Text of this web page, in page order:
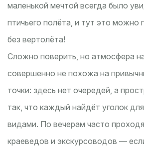
маленькой мечтой всегда было
птичьего полёта, и тут это можно
без вертолёта!
Сложно поверить, но атмосфера
совершенно не похожа на
точки: здесь нет очередей, а
так, что каждый найдёт уголок
видами. По вечерам часто
краеведов и экскурсоводов —